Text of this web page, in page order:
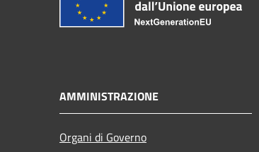
AMMINISTRAZIONE
Organi di Governo